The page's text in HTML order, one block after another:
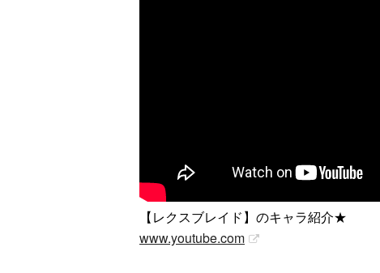
【レクスブレイド】のキャラ紹介★
www.youtube.com